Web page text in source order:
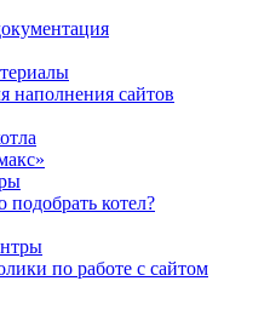
наполнения сайтов
подобрать котел?
по работе с сайтом